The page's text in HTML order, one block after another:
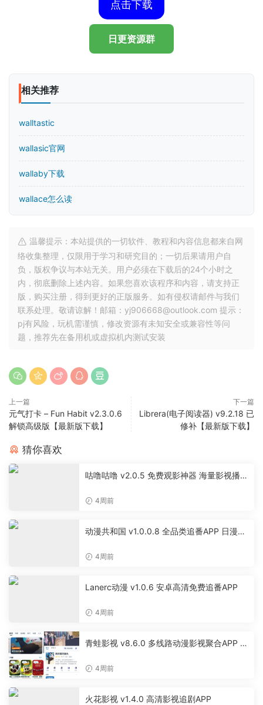
点击下载
日更资源群
相关推荐
walltastic
wallasic官网
wallaby下载
wallace怎么读
温馨提示：本站提供的一切软件、教程和内容信息都来自网
络收集整理，仅限用于学习和研究目的；一切后果请用户自
负，版权争议与本站无关。用户必须在下载后的24个小时之
内，彻底删除上述内容。如果您喜欢该程序和内容，请支持正
版，购买注册，得到更好的正版服务。如有侵权请邮件与我们
联系处理。敬请谅解！邮箱：yj906668@outlook.com 提示：
pj有风险，玩机需谨慎，修改资源有未知安全或兼容性等问
题，推荐先在备用机或虚拟机内测试安装
上一篇
元气打卡 – Fun Habit v2.3.0.6
解锁高级版【最新版下载】
下一篇
Librera(电子阅读器) v9.2.18 已
修补【最新版下载】
猜你喜欢
咕噜咕噜 v2.0.5 免费观影神器 海量影视播放
4周前
动漫共和国 v1.0.0.8 全品类追番APP 日漫国
4周前
Lanerc动漫 v1.0.6 安卓高清免费追番APP
4周前
青蛙影视 v8.6.0 多线路动漫影视聚合APP 免
4周前
火花影视 v1.4.0 高清影视追剧APP